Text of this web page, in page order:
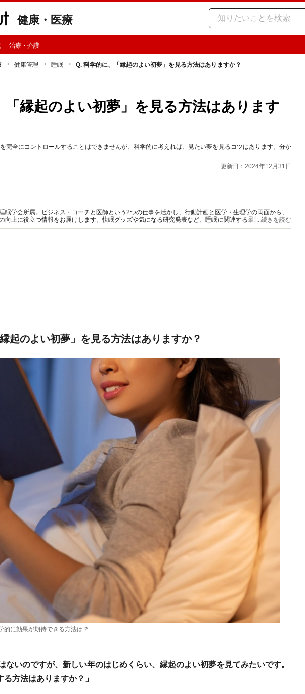
健康・医療
治療・介護
健康管理 睡眠 Q. 科学的に、「縁起のよい初夢」を見る方法はありますか？
「縁起のよい初夢」を見る方法はあります
完全にコントロールすることはできませんが、科学的に考えれば、見たい夢を見るコツはあります。分か
更新日：2024年12月31日
眠学会所属。ビジネス・コーチと医師という2つの仕事を活かし、行動計画と医学・生理学の両面から、
向上に役立つ情報をお届けします。快眠グッズや気になる研究発表など、睡眠に関連する最新情報も豊富
...続きを読む
起のよい初夢」を見る方法はありますか？
的に効果が期待できる方法は？
ないのですが、新しい年のはじめくらい、縁起のよい初夢を見てみたいです。
方法はありますか？」